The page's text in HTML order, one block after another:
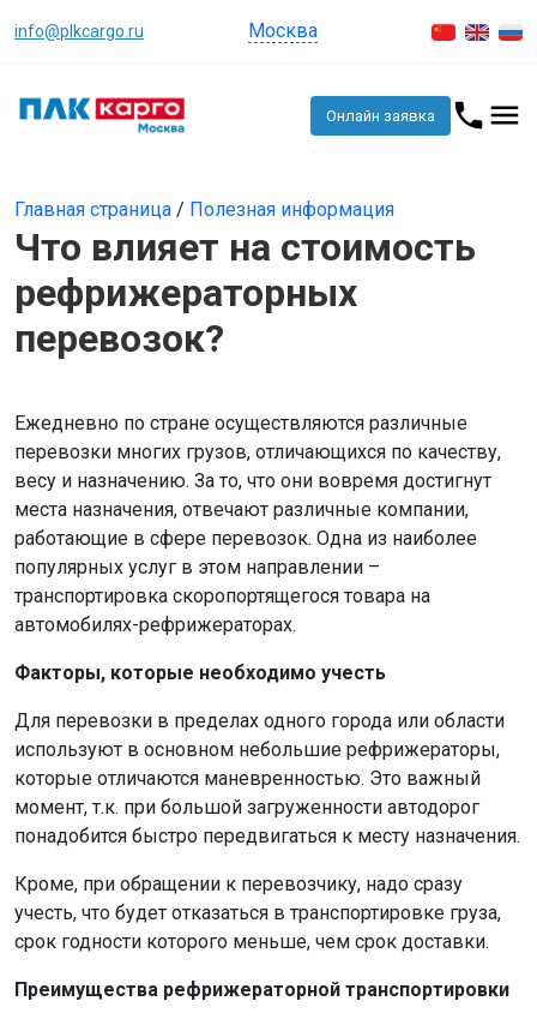
info@plkcargo.ru Москва
Онлайн заявка
Главная страница / Полезная информация
Что влияет на стоимость
рефрижераторных
перевозок?
Ежедневно по стране осуществляются различные
перевозки многих грузов, отличающихся по качеству,
весу и назначению. За то, что они вовремя достигнут
места назначения, отвечают различные компании,
работающие в сфере перевозок. Одна из наиболее
популярных услуг в этом направлении –
транспортировка скоропортящегося товара на
автомобилях-рефрижераторах.
Факторы, которые необходимо учесть
Для перевозки в пределах одного города или области
используют в основном небольшие рефрижераторы,
которые отличаются маневренностью. Это важный
момент, т.к. при большой загруженности автодорог
понадобится быстро передвигаться к месту назначения.
Кроме, при обращении к перевозчику, надо сразу
учесть, что будет отказаться в транспортировке груза,
срок годности которого меньше, чем срок доставки.
Преимущества рефрижераторной транспортировки